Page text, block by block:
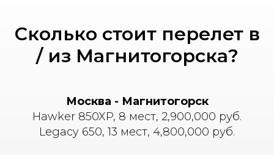
Сколько стоит перелет в
/ из Магнитогорска?
Москва - Магнитогорск
Hawker 850XP, 8 мест, 2,900,000 руб.
Legacy 650, 13 мест, 4,800,000 руб.